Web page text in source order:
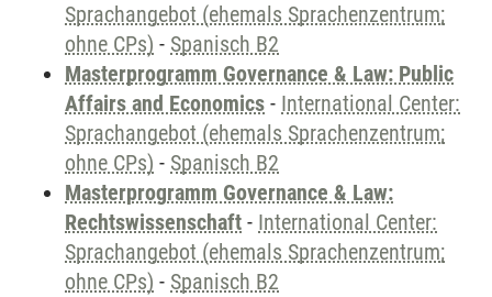
Sprachangebot (ehemals Sprachenzentrum;
ohne CPs) - Spanisch B2
Masterprogramm Governance & Law: Public
Affairs and Economics - International Center:
Sprachangebot (ehemals Sprachenzentrum;
ohne CPs) - Spanisch B2
Masterprogramm Governance & Law:
Rechtswissenschaft - International Center:
Sprachangebot (ehemals Sprachenzentrum;
ohne CPs) - Spanisch B2